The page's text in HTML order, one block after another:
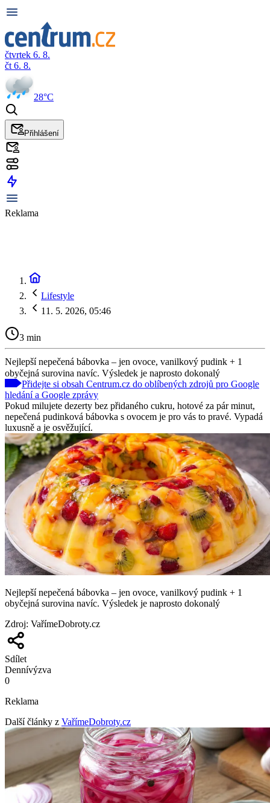
čtvrtek 6. 8.
čt 6. 8.
28°C
Přihlášení
Reklama
Lifestyle
11. 5. 2026, 05:46
3 min
Nejlepší nepečená bábovka – jen ovoce, vanilkový pudink + 1
obyčejná surovina navíc. Výsledek je naprosto dokonalý
Přidejte si obsah Centrum.cz do oblíbených zdrojů pro Google
hledání a Google zprávy
Pokud milujete dezerty bez přidaného cukru, hotové za pár minut,
nepečená pudinková bábovka s ovocem je pro vás to pravé. Vypadá
luxusně a je osvěžující.
Nejlepší nepečená bábovka – jen ovoce, vanilkový pudink + 1
obyčejná surovina navíc. Výsledek je naprosto dokonalý
Zdroj: VařímeDobroty.cz
Sdílet
Dennívýzva
0
Reklama
Další články z VařímeDobroty.cz